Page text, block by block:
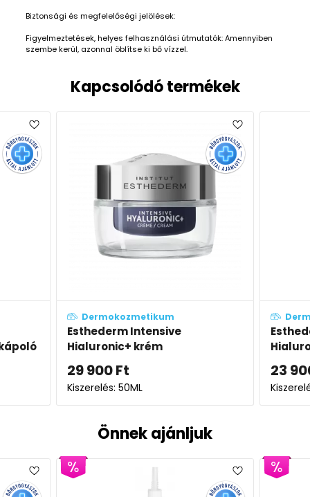
Biztonsági és megfelelőségi jelölések:
Figyelmeztetések, helyes felhasználási útmutatók: Amennyiben
szembe kerül, azonnal öblítse ki bő vízzel.
Kapcsolódó termékek
Dermokozmetikum
Esthederm Intensive
Hialuronic+ krém utántöltő
23 900
Kiszerelés: 50ML
Önnek ajánljuk